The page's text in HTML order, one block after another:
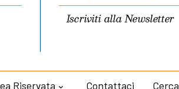
Iscriviti allaNewsletter
Riservata Contattaci Cerca